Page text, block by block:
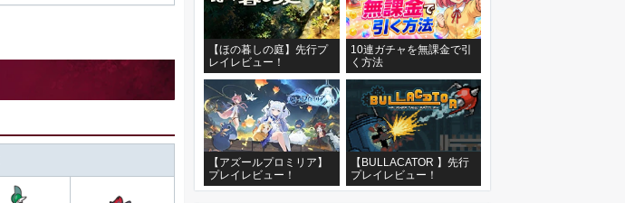
【ほの暮しの庭】先行プ
レイレビュー！
10連ガチャを無課金で引
く方法
【アズールプロミリア】
プレイレビュー！
【BULLACATOR 】先行
プレイレビュー！